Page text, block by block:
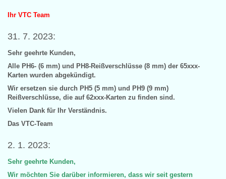
Ihr VTC Team
31. 7. 2023:
Sehr geehrte Kunden,
Alle PH6- (6 mm) und PH8-Reißverschlüsse (8 mm) der 65xxx-
Karten wurden abgekündigt.
Wir ersetzen sie durch PH5 (5 mm) und PH9 (9 mm)
Reißverschlüsse, die auf 62xxx-Karten zu finden sind.
Vielen Dank für Ihr Verständnis.
Das VTC-Team
2. 1. 2023:
Sehr geehrte Kunden,
Wir möchten Sie darüber informieren, dass wir seit gestern